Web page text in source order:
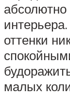
оттенки
малых